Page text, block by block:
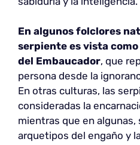
En algunos folclores
serpiente es vista
del Embaucador, que
persona desde la
En otras culturas, las
consideradas la
mientras que en
arquetipos del engaño y